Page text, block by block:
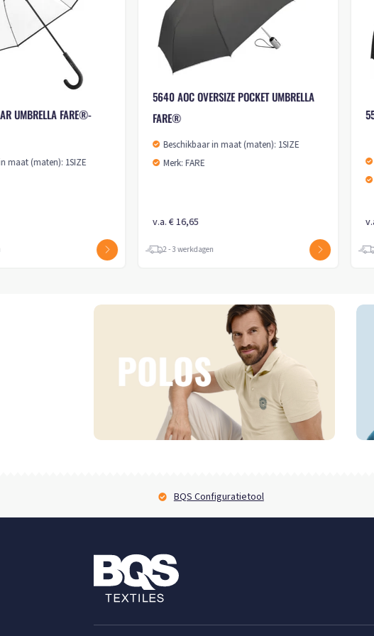
7580 AC ALU GOLF UMBRELLA FARE
Beschikbaar in maat (maten): 1SIZE
Beschikbaar in maat (maten): 1SIZE
BQS Configuratietool